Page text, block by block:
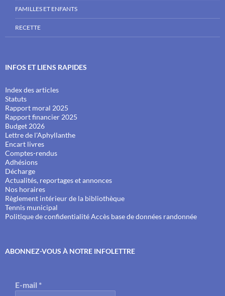
FAMILLES ET ENFANTS
RECETTE
INFOS ET LIENS RAPIDES
Index des articles
Statuts
Rapport moral 2025
Rapport financier 2025
Budget 2026
Lettre de l'Aphyllanthe
Encart livres
Comptes-rendus
Adhésions
Décharge
Actualités, reportages et annonces
Nos horaires
Règlement intérieur de la bibliothèque
Tennis municipal
Politique de confidentialitéAccès base de données randonnée
ABONNEZ-VOUS À NOTRE INFOLETTRE
E-mail *